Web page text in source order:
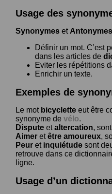
Usage des
Synonymes et Antonymes
Définir un mot. C’est
dans les articles de
Eviter les répétitions
Enrichir un texte.
Exemples de
Le mot bicyclette eut être
synonyme de vélo.
Dispute etaltercation,
Aimer etêtre amoureux,
Peur et inquiétude sont
retrouve dans ce
ligne.
Usage d’un